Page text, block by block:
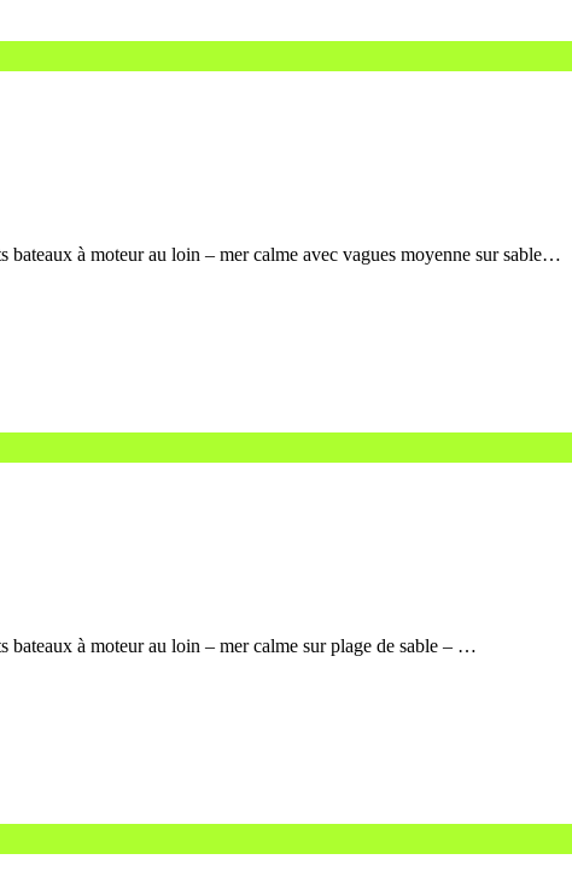
à moteur au loin – mer calme avec vagues moyenne sur sable…
à moteur au loin – mer calme sur plage de sable – …